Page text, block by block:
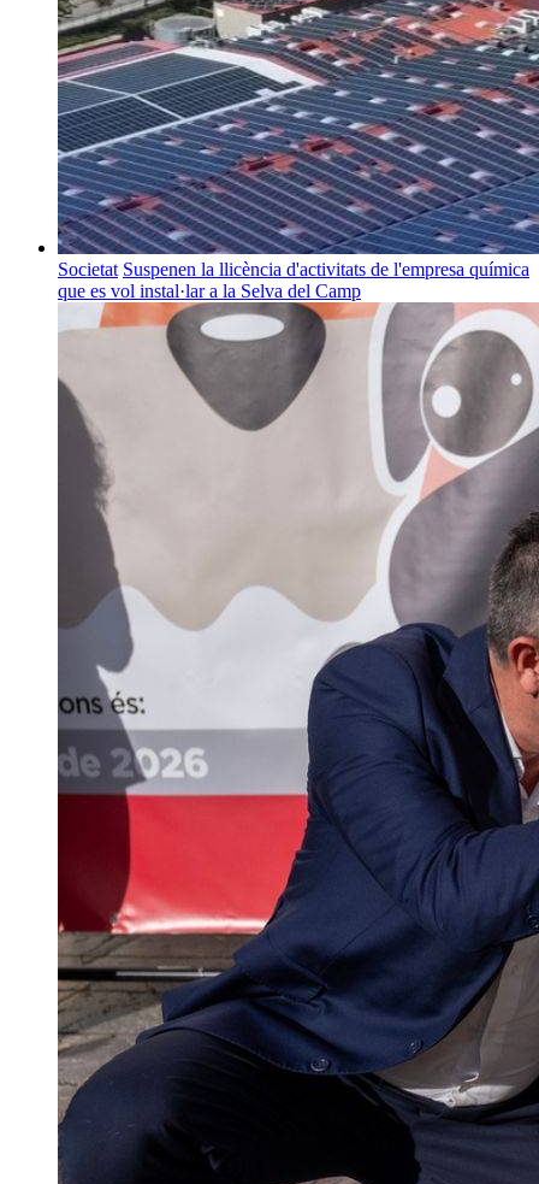
Societat Suspenen la llicència d'activitats de l'empresa química
que es vol instal·lar a la Selva del Camp